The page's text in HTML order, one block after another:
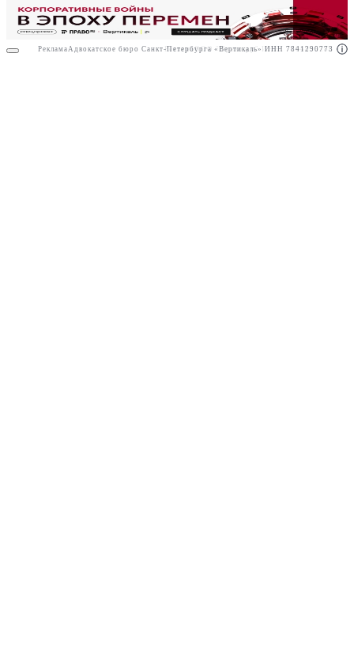
РекламаООО "Право.ру" ИНН: 7704835288
Реклама Адвокатское бюро Санкт-Петербурга «Вертикаль» ИНН 7841290773